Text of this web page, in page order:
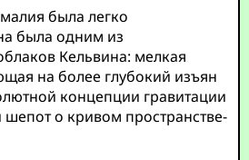
была легко
была одним из
Кельвина: мелкая
на более глубокий изъян
концепции гравитации
о кривом пространстве-